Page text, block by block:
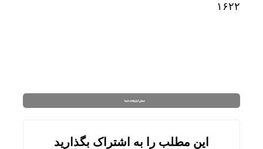
۱۶۲۲
این مطلب را به اشتراک بگذارید